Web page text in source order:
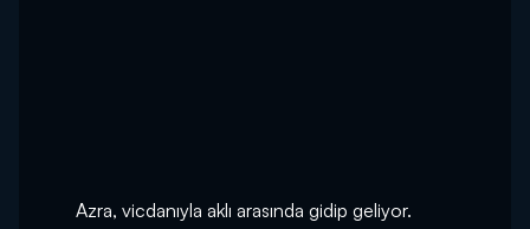
Azra, vicdanıyla aklı arasında gidip geliyor.